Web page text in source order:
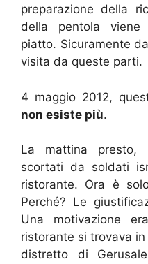
preparazione della
della pentola viene
piatto. Sicuramente
visita da queste parti.
4 maggio 2012,
non esiste più.
La mattina presto,
scortati da soldati
ristorante. Ora è
Perché? Le
Una motivazione
ristorante si trovava
distretto di